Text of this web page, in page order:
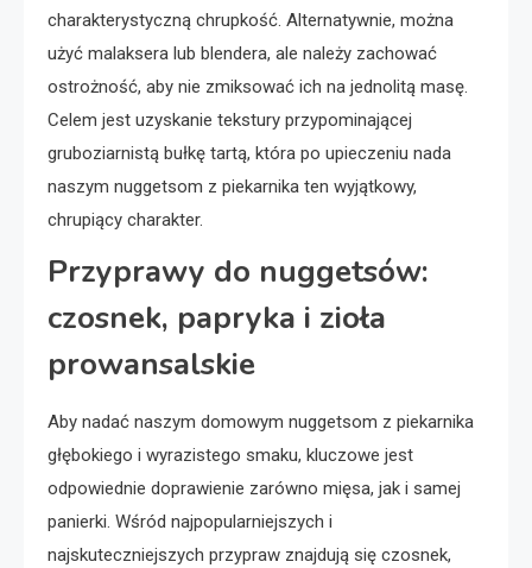
charakterystyczną chrupkość. Alternatywnie, można
użyć malaksera lub blendera, ale należy zachować
ostrożność, aby nie zmiksować ich na jednolitą masę.
Celem jest uzyskanie tekstury przypominającej
gruboziarnistą bułkę tartą, która po upieczeniu nada
naszym nuggetsom z piekarnika ten wyjątkowy,
chrupiący charakter.
Przyprawy do nuggetsów:
czosnek, papryka i zioła
prowansalskie
Aby nadać naszym domowym nuggetsom z piekarnika
głębokiego i wyrazistego smaku, kluczowe jest
odpowiednie doprawienie zarówno mięsa, jak i samej
panierki. Wśród najpopularniejszych i
najskuteczniejszych przypraw znajdują się czosnek,